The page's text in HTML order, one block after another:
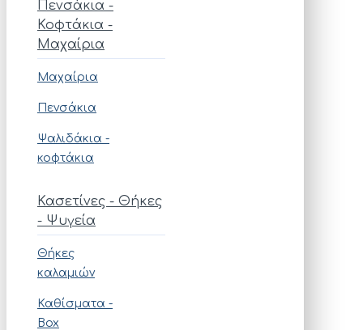
Πενσάκια -
Κοφτάκια -
Μαχαίρια
Μαχαίρια
Πενσάκια
Ψαλιδάκια -
κοφτάκια
Κασετίνες - Θήκες
- Ψυγεία
Θήκες
καλαμιών
Καθίσματα -
Box